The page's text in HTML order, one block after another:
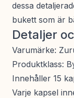
dessa
bukett som är
Detaljer
Varumärke:
Produktklass:
Innehåller 15
Varje kapsel